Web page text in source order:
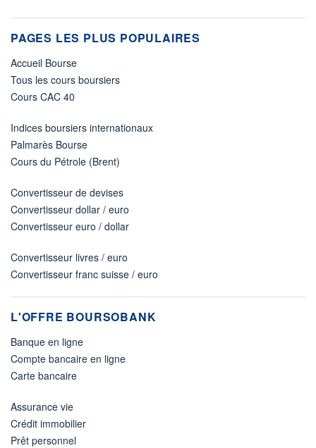
PAGES LES PLUS POPULAIRES
Accueil Bourse
Tous les cours boursiers
Cours CAC 40
Indices boursiers internationaux
Palmarès Bourse
Cours du Pétrole (Brent)
Convertisseur de devises
Convertisseur dollar / euro
Convertisseur euro / dollar
Convertisseur livres / euro
Convertisseur franc suisse / euro
L'OFFRE BOURSOBANK
Banque en ligne
Compte bancaire en ligne
Carte bancaire
Assurance vie
Crédit immobilier
Prêt personnel